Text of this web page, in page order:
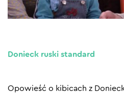
Donieck ruski standard
Opowieść o kibicach z